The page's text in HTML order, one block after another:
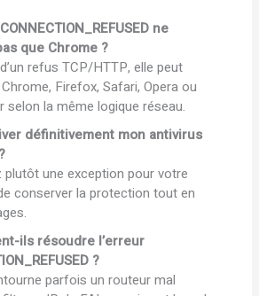
ne
que Chrome ?
refus TCP/HTTP, elle peut
Firefox, Safari, Opera ou
selon la même logique réseau.
définitivement mon antivirus
une exception pour votre
conserver la protection tout en
ils résoudre l’erreur
?
parfois un routeur mal